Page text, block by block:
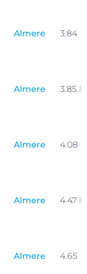
Almere 3.84
Almere 3.85
Almere 4.08
Almere 4.47
Almere 4.65